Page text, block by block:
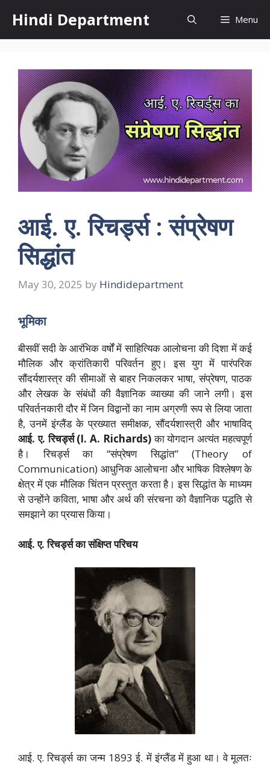
content
Hindi Department Menu
आई. ए. रिचर्ड्स : संप्रेषण
सिद्धांत
May 30, 2025 by Hindidepartment
भूमिका
बीसवीं सदी के आरंभिक वर्षों में साहित्यिक आलोचना की दिशा में कई
मौलिक और क्रांतिकारी परिवर्तन हुए। इस युग में पारंपरिक
सौंदर्यशास्त्र की सीमाओं से बाहर निकलकर भाषा, संप्रेषण, पाठक
और लेखक के संबंधों की वैज्ञानिक व्याख्या की जाने लगी। इस
परिवर्तनकारी दौर में जिन विद्वानों का नाम अग्रणी रूप से लिया जाता
है, उनमें इंग्लैंड के प्रख्यात समीक्षक, सौंदर्यशास्त्री और भाषाविद्
आई. ए. रिचर्ड्स (I. A. Richards)का योगदान अत्यंत महत्वपूर्ण
है। रिचर्ड्स का “संप्रेषण सिद्धांत” (Theory of
Communication) आधुनिक आलोचना और भाषिक विश्लेषण के
क्षेत्र में एक मौलिक चिंतन प्रस्तुत करता है। इस सिद्धांत के माध्यम
से उन्होंने कविता, भाषा और अर्थ की संरचना को वैज्ञानिक पद्धति से
समझाने का प्रयास किया।
आई. ए. रिचर्ड्स का संक्षिप्त परिचय
आई. ए. रिचर्ड्स का जन्म 1893 ई. में इंग्लैंड में हुआ था। वे मूलतः